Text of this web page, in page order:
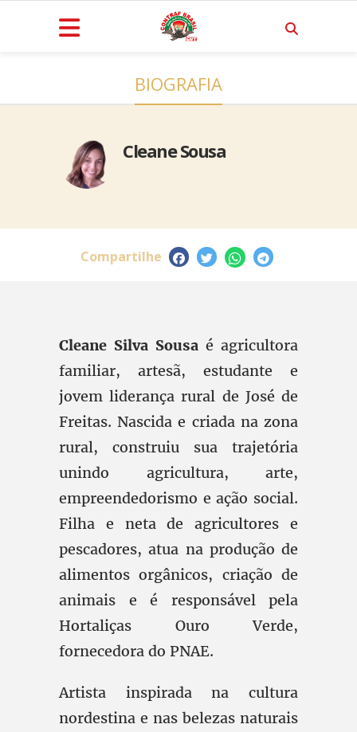
BIOGRAFIA
Cleane Sousa
Compartilhe
Cleane Silva Sousa é agricultora
familiar, artesã, estudante e
jovem liderança rural de José de
Freitas. Nascida e criada na zona
rural, construiu sua trajetória
unindo agricultura, arte,
empreendedorismo e ação social.
Filha e neta de agricultores e
pescadores, atua na produção de
alimentos orgânicos, criação de
animais e é responsável pela
Hortaliças Ouro Verde,
fornecedora do PNAE.
Artista inspirada na cultura
nordestina e nas belezas naturais